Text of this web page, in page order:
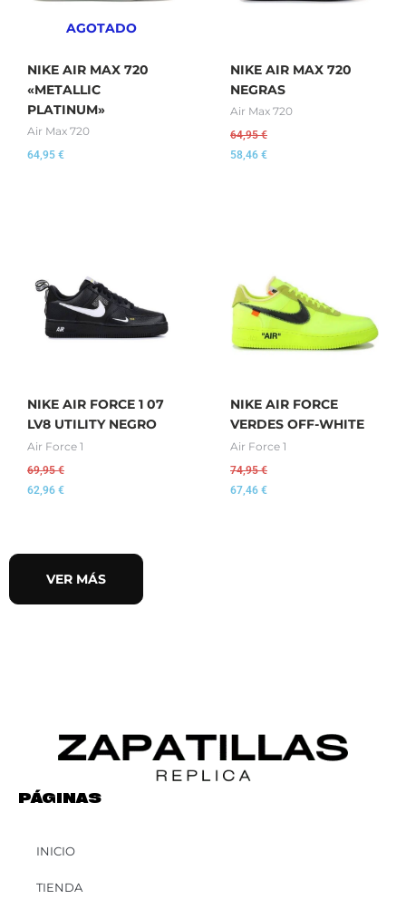
AGOTADO
NIKE AIR MAX 720
«METALLIC
PLATINUM»
Air Max 720
64,95 €
NIKE AIR MAX 720
NEGRAS
Air Max 720
64,95€
58,46 €
NIKE AIR FORCE 1 07
LV8 UTILITY NEGRO
Air Force 1
69,95€
62,96 €
NIKE AIR FORCE
VERDES OFF-WHITE
Air Force 1
74,95€
67,46 €
VER MÁS
PÁGINAS
INICIO
TIENDA